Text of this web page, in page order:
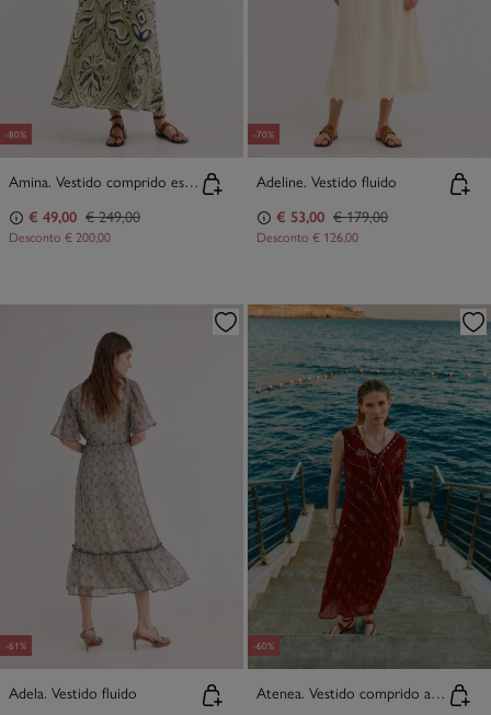
-80%
Amina. Vestido comprido estampado
€ 49,00 € 249,00
Desconto € 200,00
-70%
Adeline. Vestido fluido
€ 53,00 € 179,00
Desconto € 126,00
-61%
Adela. Vestido fluido
-60%
Atenea. Vestido comprido assimétrico